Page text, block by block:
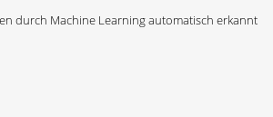
durch Machine ­Learning automatisch erkannt